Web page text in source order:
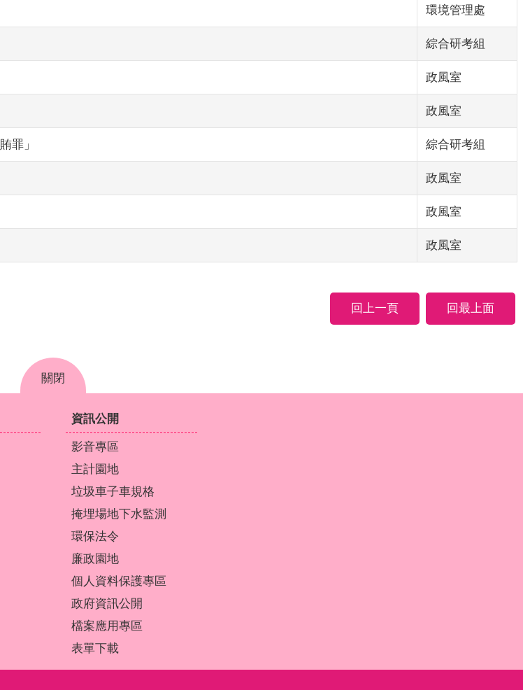
環境管理處
綜合研考組
政風室
政風室
罪」 綜合研考組
政風室
政風室
政風室
回上一頁 回最上面
關閉
資訊公開
影音專區
主計園地
垃圾車子車規格
掩埋場地下水監測
環保法令
廉政園地
個人資料保護專區
政府資訊公開
檔案應用專區
表單下載